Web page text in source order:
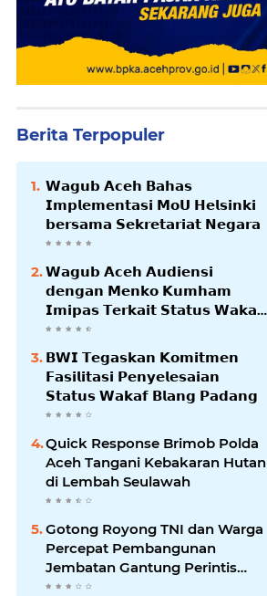
Berita Terpopuler
𝗪𝗮𝗴𝘂𝗯 𝗔𝗰𝗲𝗵 𝗕𝗮𝗵𝗮𝘀
𝗜𝗺𝗽𝗹𝗲𝗺𝗲𝗻𝘁𝗮𝘀𝗶 𝗠𝗼𝗨 𝗛𝗲𝗹𝘀𝗶𝗻𝗸𝗶
𝗯𝗲𝗿𝘀𝗮𝗺𝗮 𝗦𝗲𝗸𝗿𝗲𝘁𝗮𝗿𝗶𝗮𝘁 𝗡𝗲𝗴𝗮𝗿𝗮
𝗪𝗮𝗴𝘂𝗯 𝗔𝗰𝗲𝗵 𝗔𝘂𝗱𝗶𝗲𝗻𝘀𝗶
𝗱𝗲𝗻𝗴𝗮𝗻 𝗠𝗲𝗻𝗸𝗼 𝗞𝘂𝗺𝗵𝗮𝗺
𝗜𝗺𝗶𝗽𝗮𝘀 𝗧𝗲𝗿𝗸𝗮𝗶𝘁 𝗦𝘁𝗮𝘁𝘂𝘀 𝗪𝗮𝗸𝗮𝗳
𝗕𝗹𝗮𝗻𝗴𝗽𝗮𝗱𝗮𝗻𝗴
𝗕𝗪𝗜 𝗧𝗲𝗴𝗮𝘀𝗸𝗮𝗻 𝗞𝗼𝗺𝗶𝘁𝗺𝗲𝗻
𝗙𝗮𝘀𝗶𝗹𝗶𝘁𝗮𝘀𝗶 𝗣𝗲𝗻𝘆𝗲𝗹𝗲𝘀𝗮𝗶𝗮𝗻
𝗦𝘁𝗮𝘁𝘂𝘀 𝗪𝗮𝗸𝗮𝗳 𝗕𝗹𝗮𝗻𝗴 𝗣𝗮𝗱𝗮𝗻𝗴
Quick Response Brimob Polda
Aceh Tangani Kebakaran Hutan
di Lembah Seulawah
Gotong Royong TNI dan Warga
Percepat Pembangunan
Jembatan Gantung Perintis
Kuta Ujung Aceh Tenggara